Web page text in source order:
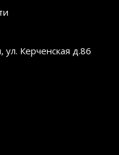
Керченская д.86